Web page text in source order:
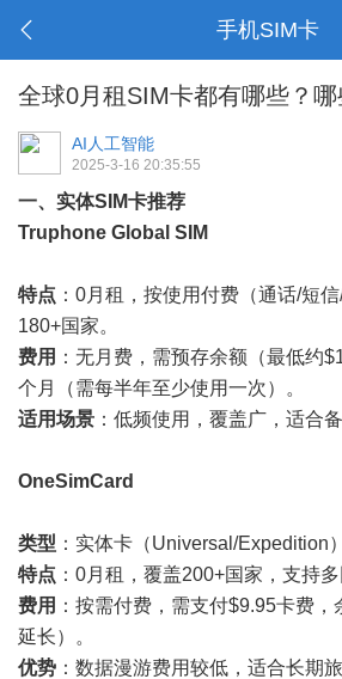
手机SIM卡
全球0月租SIM卡都有哪些？哪
AI人工智能
2025-3-16 20:35:55
一、实体SIM卡推荐
Truphone Global SIM
特点 ：0月租，按使用付费（通话/短
180+国家。
费用 ：无月费，需预存余额（最低约
个月（需每半年至少使用一次）。
适用场景 ：低频使用，覆盖广，适合备
OneSimCard
类型 ：实体卡（Universal/Expedition）
特点 ：0月租，覆盖200+国家，支持多
费用 ：按需付费，需支付$9.95卡费
延长）。
优势 ：数据漫游费用较低，适合长期旅